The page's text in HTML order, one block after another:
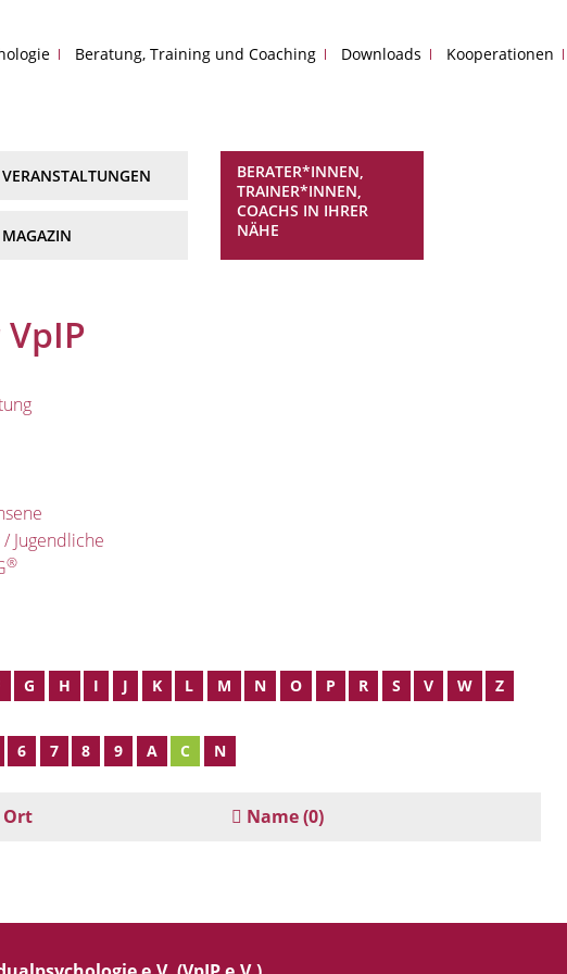
Beratung, Training und Coaching Downloads Kooperationen
VERANSTALTUNGEN
MAGAZIN
BERATER*INNEN,
TRAINER*INNEN,
COACHS IN IHRER
NÄHE
Jugendliche
®
G H I J K L M N O P R S V W Z
6 7 8 9 A C N
Ort Name(0)